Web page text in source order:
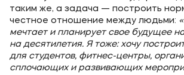
таким же, а задача — построить
честное отношение между людьми:
мечтает и планирует свое будущее
на десятилетия. Я тоже: хочу
для студентов, фитнес-центры,
сплочающих и развивающих